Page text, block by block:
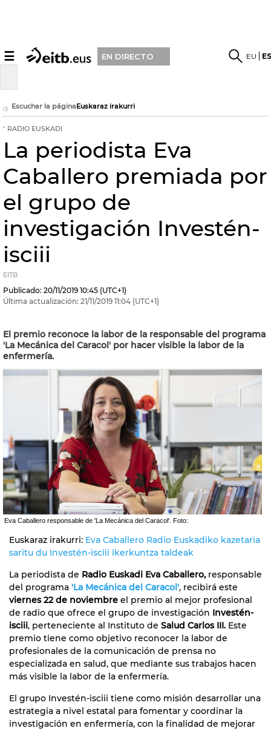
☰ EN DIRECTO EU
Escuchar la páginaEuskaraz irakurri
RADIO EUSKADI
La periodista Eva
Caballero premiada por
el grupo de
investigación Investén-
isciii
EITB
Publicado: 20/11/2019 10:45 (UTC+1)
Última actualización: 21/11/2019 11:04 (UTC+1)
El premio reconoce la labor de la responsable del programa
'La Mecánica del Caracol' por hacer visible la labor de la
enfermería.
Eva Caballero responsable de 'La Mecánica del Caracol'. Foto:
Euskaraz irakurri: Eva Caballero Radio Euskadiko kazetaria
saritu du Investén-isciii ikerkuntza taldeak
La periodista de Radio Euskadi Eva Caballero, responsable
del programa 'La Mecánica del Caracol', recibirá este
viernes 22 de noviembre el premio al mejor profesional
de radio que ofrece el grupo de investigación Investén-
isciii, perteneciente al Instituto de Salud Carlos III. Este
premio tiene como objetivo reconocer la labor de
profesionales de la comunicación de prensa no
especializada en salud, que mediante sus trabajos hacen
más visible la labor de la enfermería.
El grupo Investén-isciii tiene como misión desarrollar una
estrategia a nivel estatal para fomentar y coordinar la
investigación en enfermería, con la finalidad de mejorar